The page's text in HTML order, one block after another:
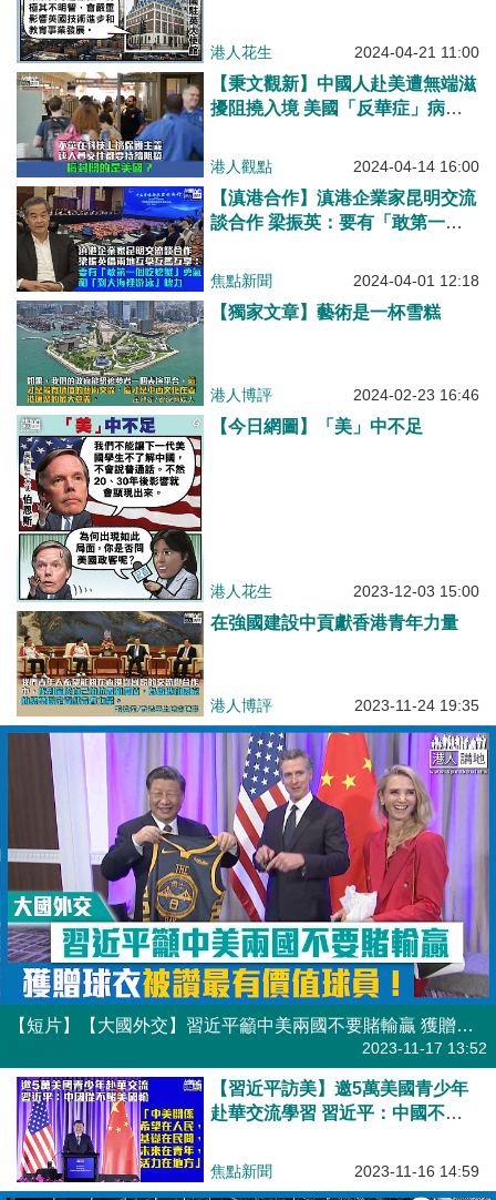
港人花生 2024-04-21 11:00
【秉文觀新】中國人赴美遭無端滋
擾阻撓入境 美國「反華症」病入
港人觀點 2024-04-14 16:00
【滇港合作】滇港企業家昆明交流
談合作 梁振英：要有「敢第一個
魄力
焦點新聞 2024-04-01 12:18
【獨家文章】藝術是一杯雪糕
港人博評 2024-02-23 16:46
【今日網圖】「美」中不足
港人花生 2023-12-03 15:00
在強國建設中貢獻香港青年力量
港人博評 2023-11-24 19:35
【短片】【大國外交】習近平籲中美兩國不要賭輸贏 獲贈球衣被讚最有價值球員！
2023-11-17 13:52
【習近平訪美】邀5萬美國青少年
赴華交流學習 習近平：中國不賭
焦點新聞 2023-11-16 14:59